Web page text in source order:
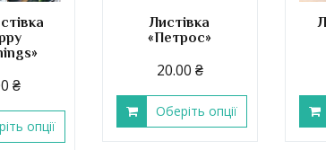
₴
опції
Листівка
«Петрос»
20.00 ₴
Оберіть опції